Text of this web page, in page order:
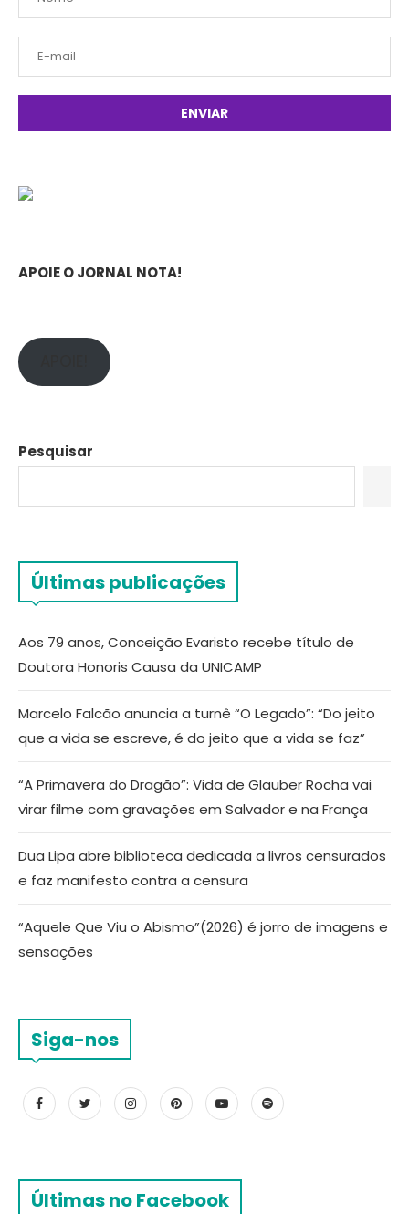
APOIE O JORNAL NOTA!
Pesquisar
Últimas publicações
Aos 79 anos, Conceição Evaristo recebe título de
Doutora Honoris Causa da UNICAMP
Marcelo Falcão anuncia a turnê “O Legado”: “Do jeito
que a vida se escreve, é do jeito que a vida se faz”
“A Primavera do Dragão”: Vida de Glauber Rocha vai
virar filme com gravações em Salvador e na França
Dua Lipa abre biblioteca dedicada a livros censurados
e faz manifesto contra a censura
“Aquele Que Viu o Abismo”(2026) é jorro de imagens e
sensações
Siga-nos
Últimas no Facebook